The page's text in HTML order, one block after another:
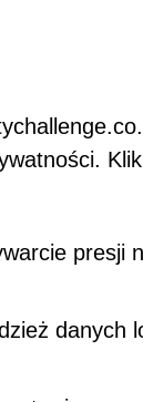
presji
danych